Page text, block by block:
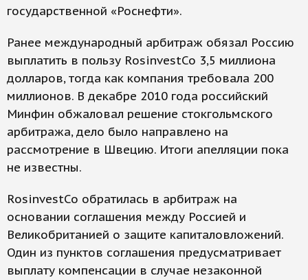
государственной «Роснефти».
Ранее международный арбитраж обязал Россию
выплатить в пользу RosinvestCo 3,5 миллиона
долларов, тогда как компания требовала 200
миллионов. В декабре 2010 года российский
Минфин обжаловал решение стокгольмского
арбитража, дело было направлено на
рассмотрение в Швецию. Итоги апелляции пока
не известны.
RosinvestCo обратилась в арбитраж на
основании соглашения между Россией и
Великобританией о защите капиталовложений.
Один из пунктов соглашения предусматривает
выплату компенсации в случае незаконной